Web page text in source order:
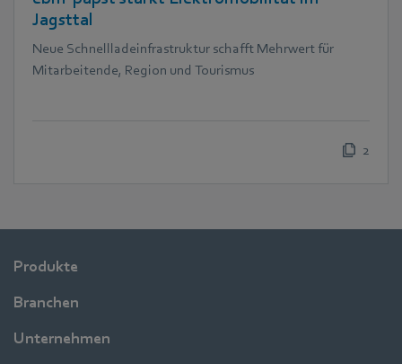
Jagsttal
Neue Schnellladeinfrastruktur schafft Mehrwert für
Mitarbeitende, Region und Tourismus
2
Produkte
Branchen
Unternehmen